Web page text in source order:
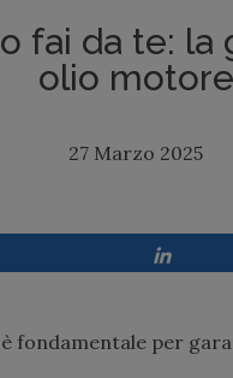
fai da te:
olio motore
27 Marzo 2025
è fondamentale per